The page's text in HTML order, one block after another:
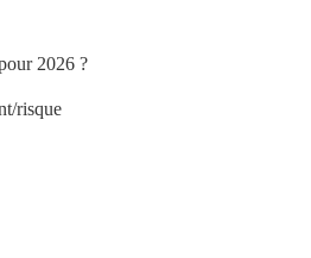
2026 ?
risque